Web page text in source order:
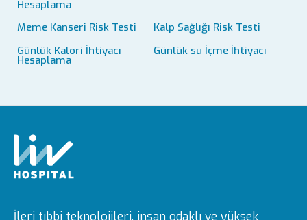
Hesaplama
Meme Kanseri Risk Testi
Kalp Sağlığı Risk Testi
Günlük Kalori İhtiyacı
Hesaplama
Günlük su İçme İhtiyacı